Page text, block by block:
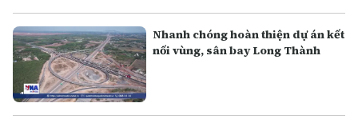
Nhanh chóng hoàn thiện dự án kết
nối vùng, sân bay Long Thành